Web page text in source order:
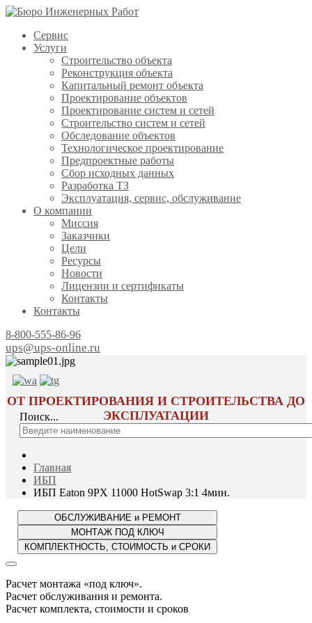
Сервис
Услуги
Строительство объекта
Реконструкция объекта
Капитальный ремонт объекта
Проектирование объектов
Проектирование систем и сетей
Строительство систем и сетей
Обследование объектов
Технологическое проектирование
Предпроектные работы
Сбор исходных данных
Разработка ТЗ
Эксплуатация, сервис, обслуживание
О компании
Миссия
Заказчики
Цели
Ресурсы
Новости
Лицензии и сертификаты
Контакты
Контакты
8-800-555-86-96
ups@ups-online.ru
ОТ ПРОЕКТИРОВАНИЯ И СТРОИТЕЛЬСТВА ДО
ЭКСПЛУАТАЦИИ
Поиск...
Главная
ИБП
ИБП Eaton 9PX 11000 HotSwap 3:1 4мин.
Расчет монтажа «под ключ».
Расчет обслуживания и ремонта.
Расчет комплекта, стоимости и сроков